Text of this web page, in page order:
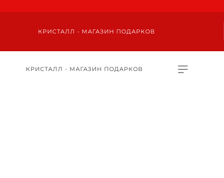
КРИСТАЛЛ - МАГАЗИН ПОДАРКОВ
КРИСТАЛЛ - МАГАЗИН ПОДАРКОВ